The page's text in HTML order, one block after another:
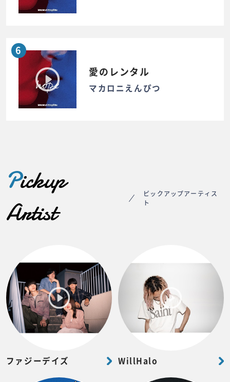
6
愛のレンタル
マカロニえんぴつ
Pickup
Artist
ピックアップアーティス
ト
ファジーデイズ WillHalo